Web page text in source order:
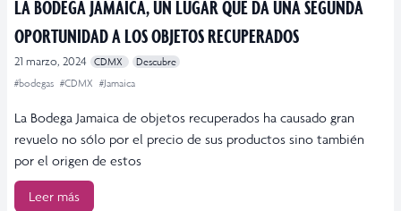
LA BODEGA JAMAICA, UN LUGAR QUE DA UNA SEGUNDA
OPORTUNIDAD A LOS OBJETOS RECUPERADOS
21 marzo, 2024 CDMX
Descubre
#bodegas #CDMX #Jamaica
La Bodega Jamaica de objetos recuperados ha causado gran
revuelo no sólo por el precio de sus productos sino también
por el origen de estos
Leer más